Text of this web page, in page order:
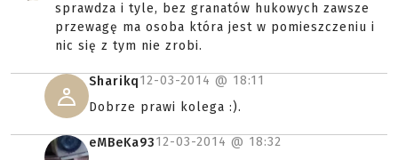
sprawdza i tyle, bez granatów hukowych zawsze
przewagę ma osoba która jest w pomieszczeniu i
nic się z tym nie zrobi.
Sharikq12-03-2014 @ 18:11
Dobrze prawi kolega :).
eMBeKa9312-03-2014 @ 18:32